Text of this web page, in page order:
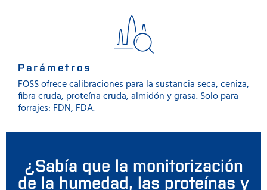
Parámetros
FOSS ofrece calibraciones para la sustancia seca, ceniza,
fibra cruda, proteína cruda, almidón y grasa. Solo para
forrajes: FDN, FDA.
¿Sabía que la monitorización
de la humedad, las proteínas y